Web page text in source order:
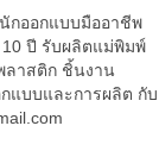
กออกแบบมืออาชีพ
ปี รับผลิตแม่พิมพ์
ลาสติก ชิ้นงาน
แบบและการผลิต กับ